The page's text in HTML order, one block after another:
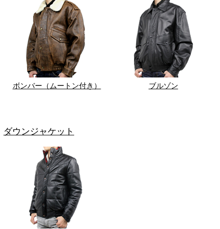
ボンバー（ムートン付き） ブルゾン
ダウンジャケット